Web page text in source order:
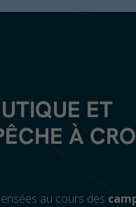
ET
À
au cours des